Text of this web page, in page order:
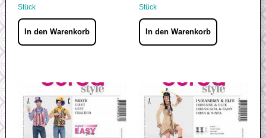
Stück
In den Warenkorb
Stück
In den Warenkorb